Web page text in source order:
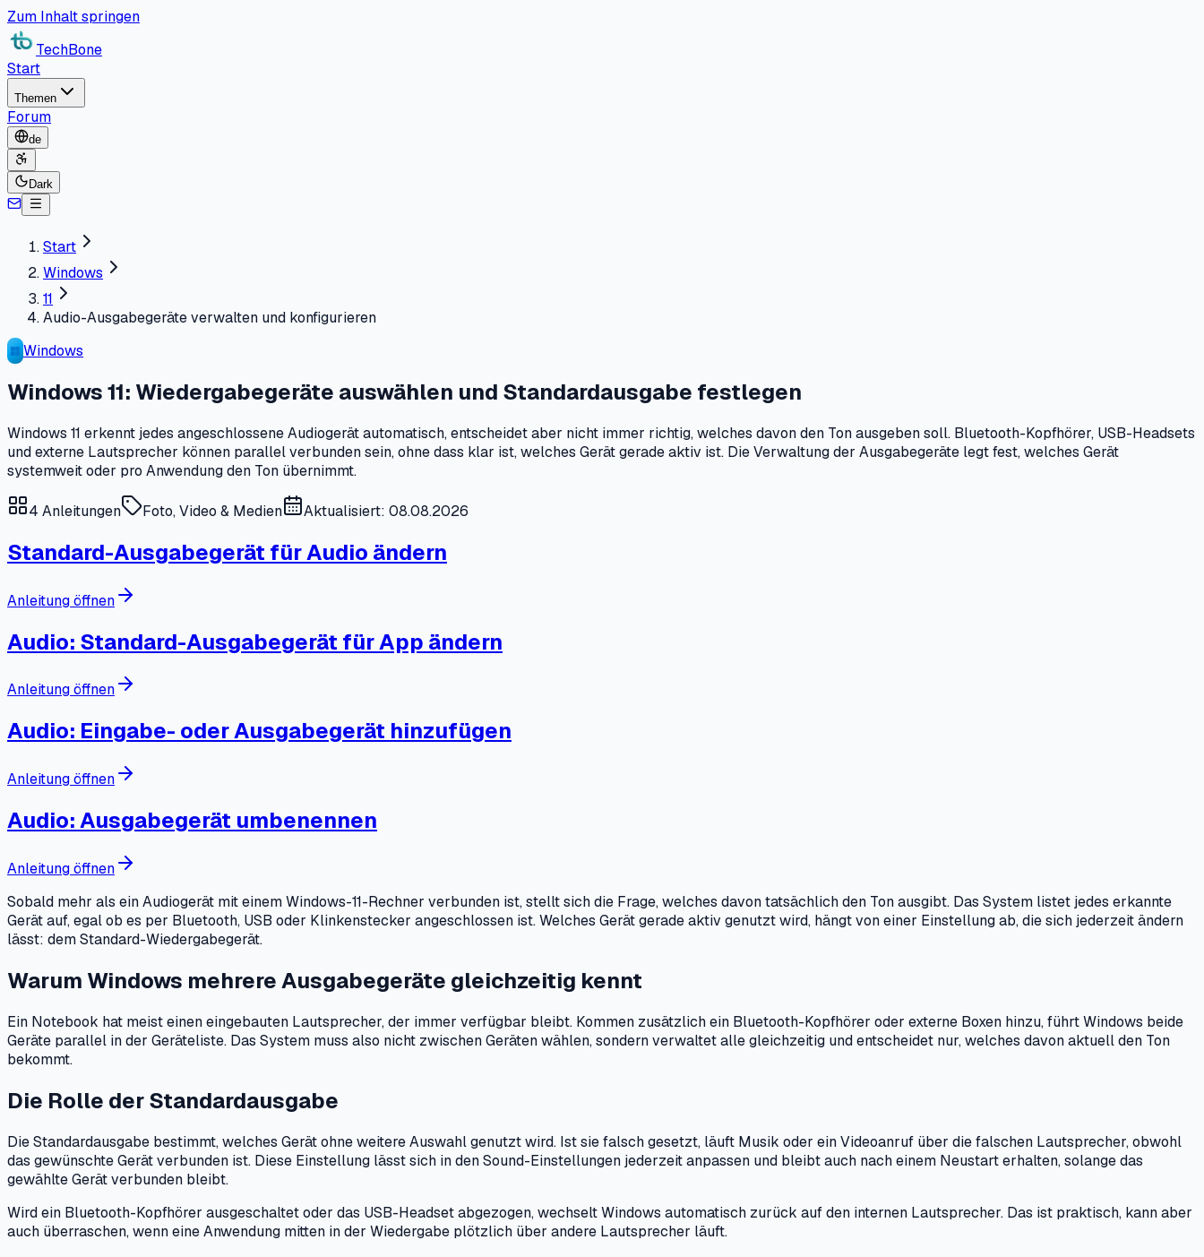
Zum Inhalt springen
TechBone
Start
Themen
Forum
de
Dark
Start
Windows
11
Audio-Ausgabegeräte verwalten und konfigurieren
Windows
Windows 11: Wiedergabegeräte auswählen und Standardausgabe festlegen
Windows 11 erkennt jedes angeschlossene Audiogerät automatisch, entscheidet aber nicht immer richtig, welches davon den Ton ausgeben soll. Bluetooth-Kopfhörer, USB-Headsets
und externe Lautsprecher können parallel verbunden sein, ohne dass klar ist, welches Gerät gerade aktiv ist. Die Verwaltung der Ausgabegeräte legt fest, welches Gerät
systemweit oder pro Anwendung den Ton übernimmt.
4 Anleitungen Foto, Video & Medien Aktualisiert: 08.08.2026
Standard-Ausgabegerät für Audio ändern
Anleitung öffnen
Audio: Standard-Ausgabegerät für App ändern
Anleitung öffnen
Audio: Eingabe- oder Ausgabegerät hinzufügen
Anleitung öffnen
Audio: Ausgabegerät umbenennen
Anleitung öffnen
Sobald mehr als ein Audiogerät mit einem Windows-11-Rechner verbunden ist, stellt sich die Frage, welches davon tatsächlich den Ton ausgibt. Das System listet jedes erkannte
Gerät auf, egal ob es per Bluetooth, USB oder Klinkenstecker angeschlossen ist. Welches Gerät gerade aktiv genutzt wird, hängt von einer Einstellung ab, die sich jederzeit ändern
lässt: dem Standard-Wiedergabegerät.
Warum Windows mehrere Ausgabegeräte gleichzeitig kennt
Ein Notebook hat meist einen eingebauten Lautsprecher, der immer verfügbar bleibt. Kommen zusätzlich ein Bluetooth-Kopfhörer oder externe Boxen hinzu, führt Windows beide
Geräte parallel in der Geräteliste. Das System muss also nicht zwischen Geräten wählen, sondern verwaltet alle gleichzeitig und entscheidet nur, welches davon aktuell den Ton
bekommt.
Die Rolle der Standardausgabe
Die Standardausgabe bestimmt, welches Gerät ohne weitere Auswahl genutzt wird. Ist sie falsch gesetzt, läuft Musik oder ein Videoanruf über die falschen Lautsprecher, obwohl
das gewünschte Gerät verbunden ist. Diese Einstellung lässt sich in den Sound-Einstellungen jederzeit anpassen und bleibt auch nach einem Neustart erhalten, solange das
gewählte Gerät verbunden bleibt.
Wird ein Bluetooth-Kopfhörer ausgeschaltet oder das USB-Headset abgezogen, wechselt Windows automatisch zurück auf den internen Lautsprecher. Das ist praktisch, kann aber
auch überraschen, wenn eine Anwendung mitten in der Wiedergabe plötzlich über andere Lautsprecher läuft.